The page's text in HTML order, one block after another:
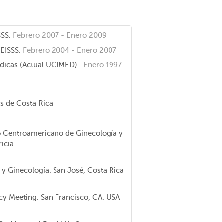
Febrero 2007 - Enero 2009
Febrero 2004 - Enero 2007
(Actual UCIMED)..
Enero 1997
de Costa Rica
Centroamericano de Ginecología y
Ginecología. San José, Costa Rica
Meeting. San Francisco, CA. USA